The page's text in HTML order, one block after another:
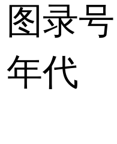
图录号
年代